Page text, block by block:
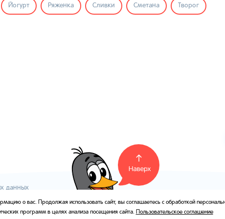
Йогурт Ряженка Сливки Сметана Творог
данных
Внешний вид товара в торговых
о вас. Продолжая использовать сайт, вы соглашаетесь с обработкой
программ в целях анализа посещения сайта. Пользовательское соглашение